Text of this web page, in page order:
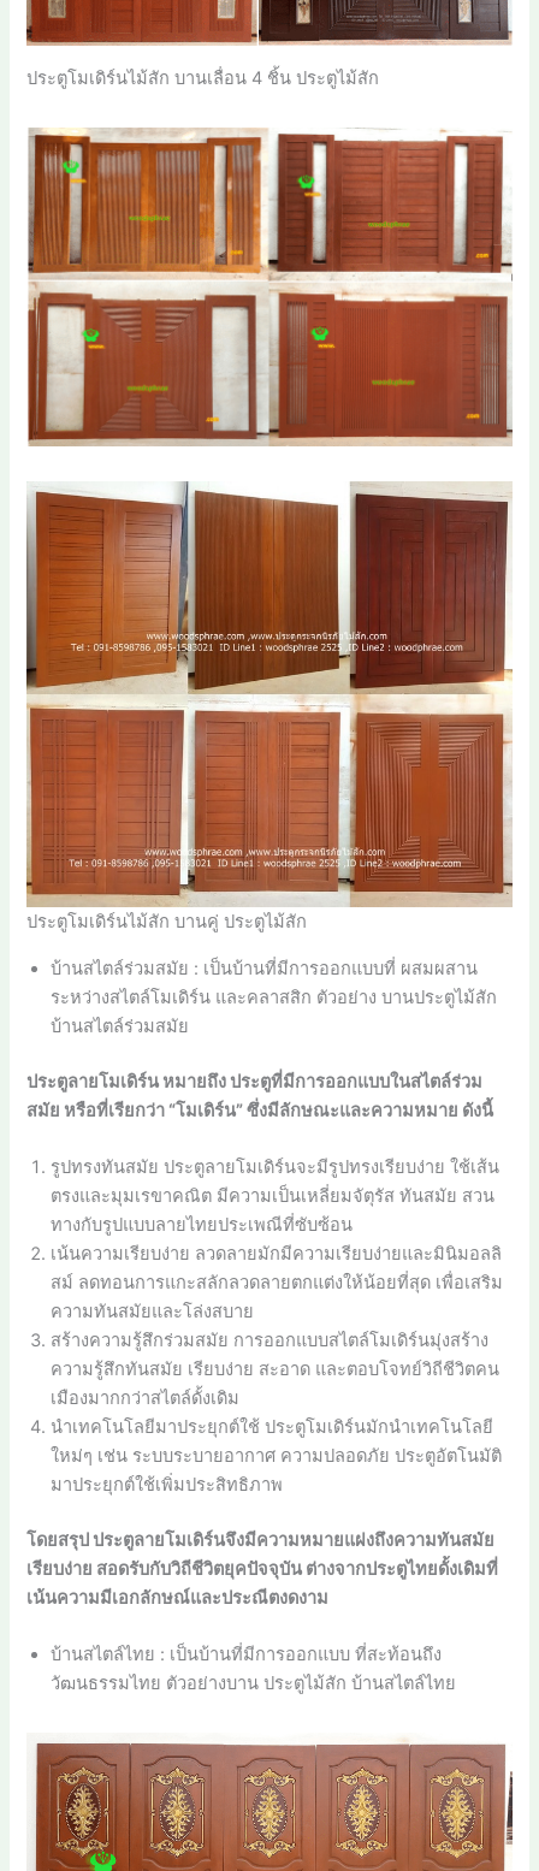
ประตูโมเดิร์นไม้สัก บานเลื่อน 4 ชิ้น ประตูไม้สัก
ประตูโมเดิร์นไม้สัก บานคู่ ประตูไม้สัก
บ้านสไตล์ร่วมสมัย : เป็นบ้านที่มีการออกแบบที่ ผสมผสาน
ระหว่างสไตล์โมเดิร์น และคลาสสิก ตัวอย่าง บานประตูไม้สัก
บ้านสไตล์ร่วมสมัย
ประตูลายโมเดิร์น หมายถึง ประตูที่มีการออกแบบในสไตล์ร่วม
สมัย หรือที่เรียกว่า “โมเดิร์น” ซึ่งมีลักษณะและความหมาย ดังนี้
รูปทรงทันสมัย ประตูลายโมเดิร์นจะมีรูปทรงเรียบง่าย ใช้เส้น
ตรงและมุมเรขาคณิต มีความเป็นเหลี่ยมจัตุรัส ทันสมัย สวน
ทางกับรูปแบบลายไทยประเพณีที่ซับซ้อน
เน้นความเรียบง่าย ลวดลายมักมีความเรียบง่ายและมินิมอลลิ
สม์ ลดทอนการแกะสลักลวดลายตกแต่งให้น้อยที่สุด เพื่อเสริม
ความทันสมัยและโล่งสบาย
สร้างความรู้สึกร่วมสมัย การออกแบบสไตล์โมเดิร์นมุ่งสร้าง
ความรู้สึกทันสมัย เรียบง่าย สะอาด และตอบโจทย์วิถีชีวิตคน
เมืองมากกว่าสไตล์ดั้งเดิม
นำเทคโนโลยีมาประยุกต์ใช้ ประตูโมเดิร์นมักนำเทคโนโลยี
ใหม่ๆ เช่น ระบบระบายอากาศ ความปลอดภัย ประตูอัตโนมัติ
มาประยุกต์ใช้เพิ่มประสิทธิภาพ
โดยสรุป ประตูลายโมเดิร์นจึงมีความหมายแฝงถึงความทันสมัย
เรียบง่าย สอดรับกับวิถีชีวิตยุคปัจจุบัน ต่างจากประตูไทยดั้งเดิมที่
เน้นความมีเอกลักษณ์และประณีตงดงาม
บ้านสไตล์ไทย : เป็นบ้านที่มีการออกแบบ ที่สะท้อนถึง
วัฒนธรรมไทย ตัวอย่างบาน ประตูไม้สัก บ้านสไตล์ไทย